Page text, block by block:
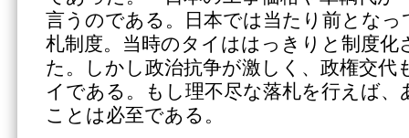
言うのである。日本では当たり前となっ
札制度。当時のタイははっきりと制度化
た。しかし政治抗争が激しく、政権交代
イである。もし理不尽な落札を行えば
ことは必至である。